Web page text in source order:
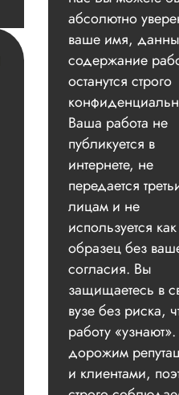
абсолютно
ваше имя,
содержание
останутся строго
Ваша работа не
публикуется в
интернете, не
передается
лицам и не
используется как
образец без
согласия. Вы
защищаетесь в
вузе без риска,
работу
дорожим
и клиентами,